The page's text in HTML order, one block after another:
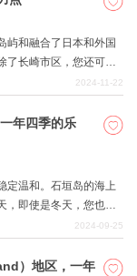
屿和融合了日本和外国
了长崎市区，您还可以
的动力点。在长崎自驾
2024-11-22
年四季的乐
定温和。石垣岛的海上
，即使是冬天，您也可
的魅力。我们为您整理
在石垣岛的情景，一边
2024-09-25
）地区，一年